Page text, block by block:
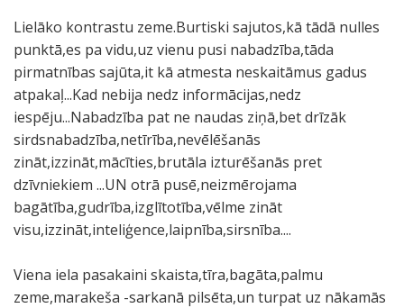
Lielāko kontrastu zeme.Burtiski sajutos,kā tādā nulles
punktā,es pa vidu,uz vienu pusi nabadzība,tāda
pirmatnības sajūta,it kā atmesta neskaitāmus gadus
atpakaļ...Kad nebija nedz informācijas,nedz
iespēju...Nabadzība pat ne naudas ziņā,bet drīzāk
sirdsnabadzība,netīrība,nevēlēšanās
zināt,izzināt,mācīties,brutāla izturēšanās pret
dzīvniekiem ...UN otrā pusē,neizmērojama
bagātība,gudrība,izglītotība,vēlme zināt
visu,izzināt,inteliģence,laipnība,sirsnība....
Viena iela pasakaini skaista,tīra,bagāta,palmu
zeme,marakeša -sarkanā pilsēta,un turpat uz nākamās